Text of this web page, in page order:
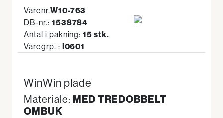
Varenr.W10-763
DB-nr.: 1538784
Antal i pakning:15 stk.
Varegrp. : I0601
WinWin plade
Materiale: MED TREDOBBELT
OMBUK